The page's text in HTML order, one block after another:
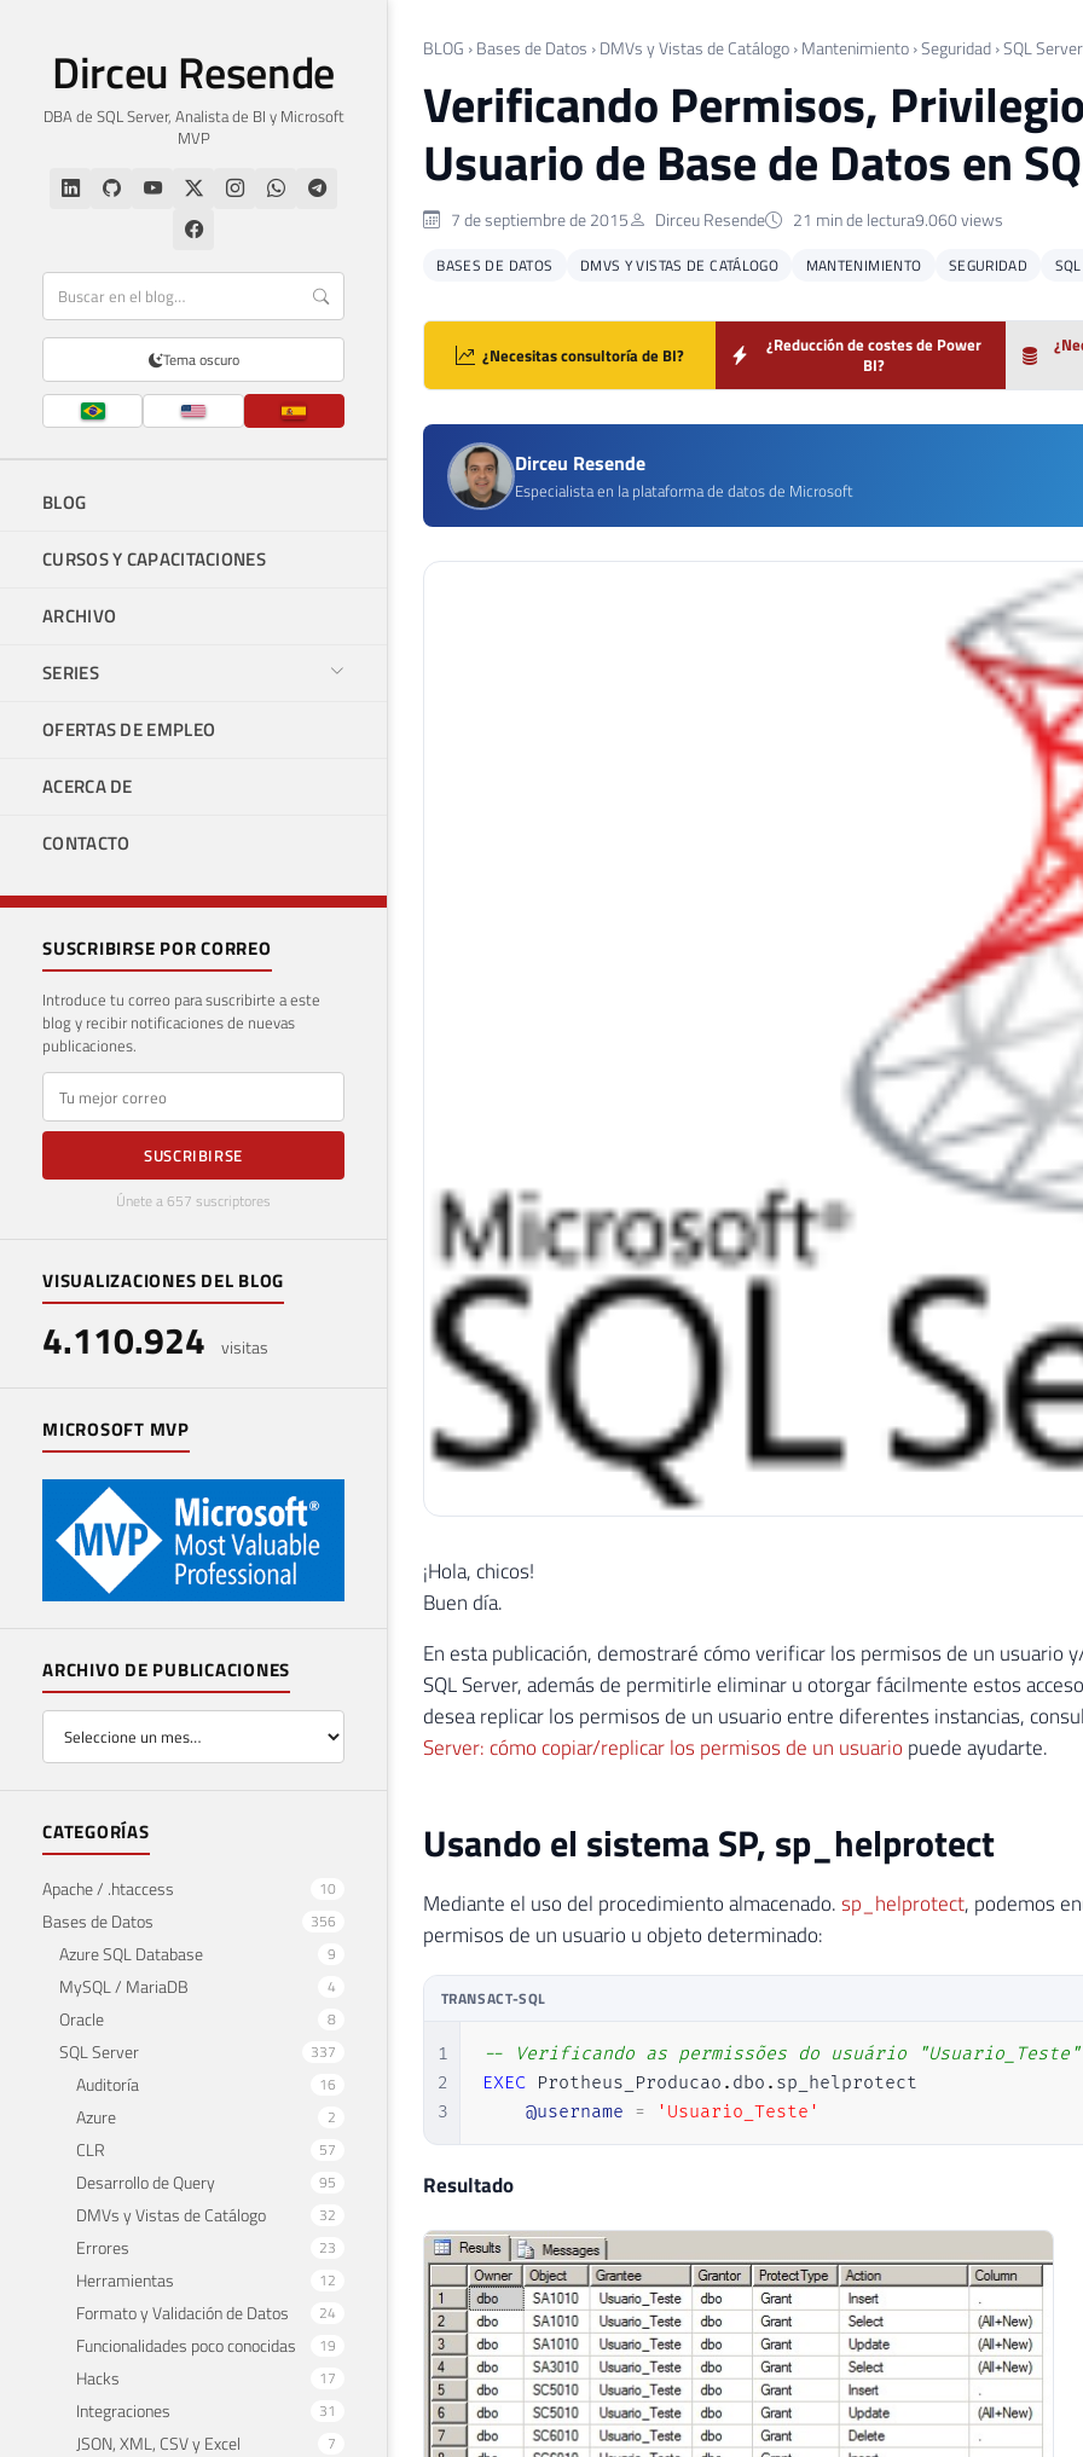
Dirceu Resende
DBA de SQL Server, Analista de BI y Microsoft
MVP
Tema oscuro
BLOG
CURSOS Y CAPACITACIONES
ARCHIVO
SERIES
OFERTAS DE EMPLEO
ACERCA DE
CONTACTO
SUSCRIBIRSE POR CORREO
Introduce tu correo para suscribirte a este
blog y recibir notificaciones de nuevas
publicaciones.
E-mail
SUSCRIBIRSE
Únete a 657 suscriptores
VISUALIZACIONES DEL BLOG
4.110.924 visitas
MICROSOFT MVP
ARCHIVO DE PUBLICACIONES
CATEGORÍAS
Apache / .htaccess 10
Bases de Datos 356
Azure SQL Database 9
MySQL / MariaDB 4
Oracle 8
SQL Server 337
Auditoría 16
Azure 2
CLR 57
Desarrollo de Query 95
DMVs y Vistas de Catálogo 32
Errores 23
Herramientas 12
Formato y Validación de Datos 24
Funcionalidades poco conocidas 19
Hacks 17
Integraciones 31
JSON, XML, CSV y Excel 7
BLOG › Bases de Datos › DMVs y Vistas de Catálogo › Mantenimiento ›Seguridad ›SQL Server
Verificando Permisos,
Usuario de Base de Datos en
7 de septiembre de 2015 Dirceu Resende 21 min de lectura9.060 views
BASES DE DATOS DMVS Y VISTAS DE CATÁLOGO MANTENIMIENTO SEGURIDAD
¿Necesitas consultoría de BI?
¿Reducción de costes de Power
BI?
Dirceu Resende
Especialista en la plataforma de datos de Microsoft
¡Hola, chicos!
Buen día.
En esta publicación, demostraré cómo verificar los permisos de un usuario
SQL Server, además de permitirle eliminar u otorgar fácilmente estos
desea replicar los permisos de un usuario entre diferentes instancias,
Server: cómo copiar/replicar los permisos de un usuario puede ayudarte.
Usando el sistema SP, sp_helprotect
Mediante el uso del procedimiento almacenado.sp_helprotect, podemos
permisos de un usuario u objeto determinado:
TRANSACT-SQL
1
2
3
-- Verificando as permissões do usuário "Usuario_Teste"
EXEC Protheus_Producao . dbo . sp_helprotect
@username = 'Usuario_Teste'
Resultado